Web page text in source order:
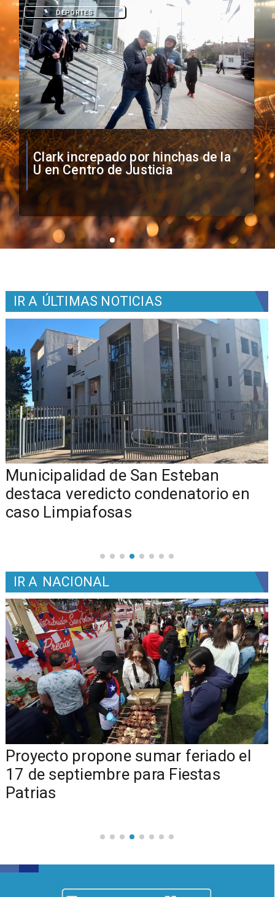
Vozinha firma contrato con Colo
Colo como nuevo arquero
DEPORTES
IR A ÚLTIMAS NOTICIAS
Municipalidad de San Esteban
destaca veredicto condenatorio en
caso Limpiafosas
IR A NACIONAL
Proyecto propone sumar feriado el
17 de septiembre para Fiestas
Patrias